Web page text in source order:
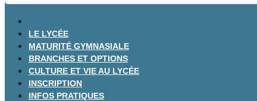
LE LYCÉE
MATURITÉ GYMNASIALE
BRANCHES ET OPTIONS
CULTURE ET VIE AU LYCÉE
INSCRIPTION
INFOS PRATIQUES